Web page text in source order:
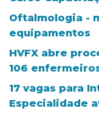
Oftalmologia -
equipamentos
HVFX abre
106
17 vagas para
Especialidade